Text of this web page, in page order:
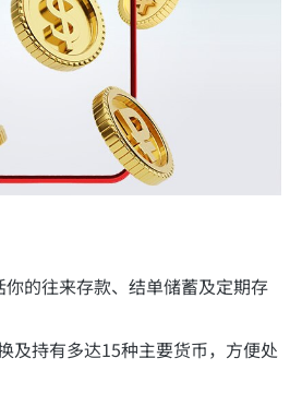
的往来存款、结单储蓄及定期存
及持有多达15种主要货币，方便处